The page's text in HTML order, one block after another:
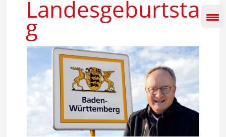
springenLandesgeburtsta
g